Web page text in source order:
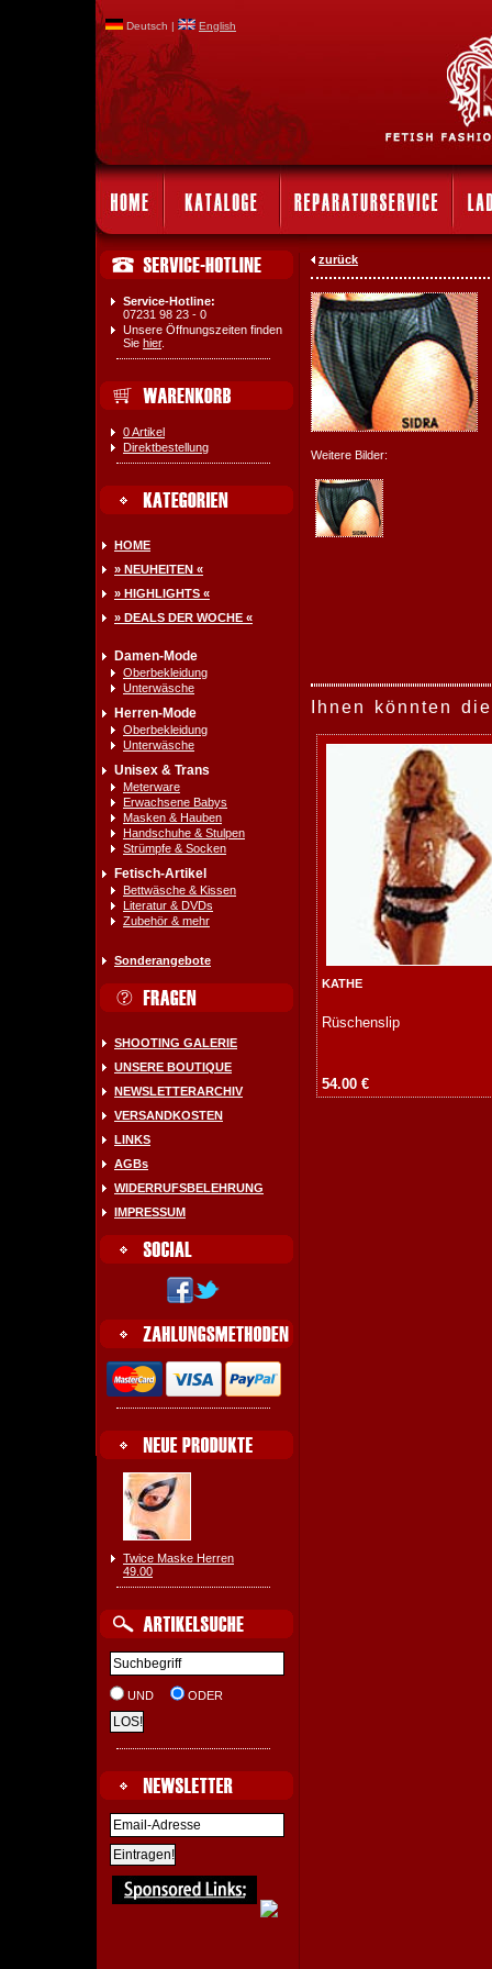
Deutsch | English
Service-Hotline:
07231 98 23 - 0
Unsere Öffnungszeiten finden
Sie hier.
0 Artikel
Direktbestellung
HOME
» NEUHEITEN «
» HIGHLIGHTS «
» DEALS DER WOCHE «
Damen-Mode
Oberbekleidung
Unterwäsche
Herren-Mode
Oberbekleidung
Unterwäsche
Unisex & Trans
Meterware
Erwachsene Babys
Masken & Hauben
Handschuhe & Stulpen
Strümpfe & Socken
Fetisch-Artikel
Bettwäsche & Kissen
Literatur & DVDs
Zubehör & mehr
Sonderangebote
SHOOTING GALERIE
UNSERE BOUTIQUE
NEWSLETTERARCHIV
VERSANDKOSTEN
LINKS
AGBs
WIDERRUFSBELEHRUNG
IMPRESSUM
Twice Maske Herren
49.00
UND ODER
zurück
Weitere Bilder:
Ihnen könnten
KATHE
Rüschenslip
54.00 €